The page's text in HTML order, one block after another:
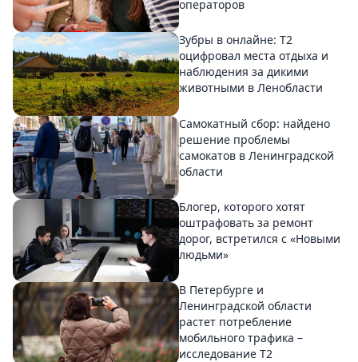
операторов
Зубры в онлайне: Т2
оцифровал места отдыха и
наблюдения за дикими
животными в Ленобласти
Самокатный сбор: найдено
решение проблемы
самокатов в Ленинградской
области
Блогер, которого хотят
оштрафовать за ремонт
дорог, встретился с «Новыми
людьми»
В Петербурге и
Ленинградской области
растет потребление
мобильного трафика –
исследование T2